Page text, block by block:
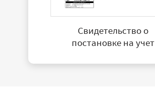
Свидетельство о
постановке на учет